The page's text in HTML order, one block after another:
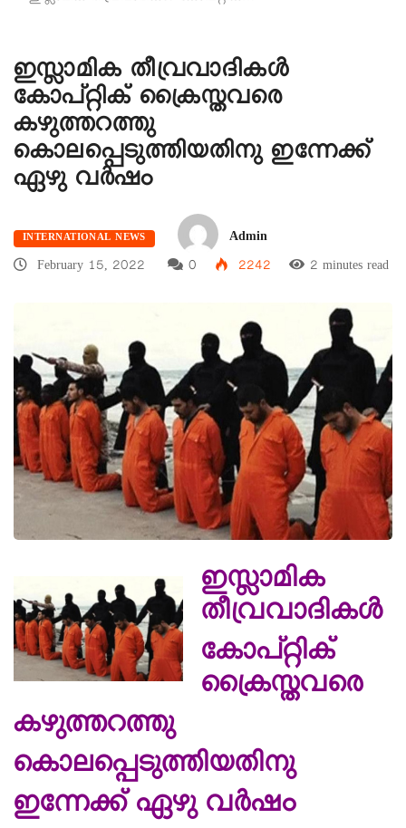
ഇസ്ലാമിക തീവ്രവാദികള്‍
കോപ്റ്റിക് ക്രൈസ്തവരെ
കഴുത്തറത്തു
കൊലപ്പെടുത്തിയതിനു ഇന്നേക്ക്
ഏഴു വര്‍ഷം
INTERNATIONAL NEWS
Admin
February 15, 2022
0 2242 2 minutes read
ഇസ്ലാമിക
തീവ്രവാദികള്‍
കോപ്റ്റിക്
ക്രൈസ്തവരെ
കഴുത്തറത്തു
കൊലപ്പെടുത്തിയതിനു
ഇന്നേക്ക് ഏഴു വര്‍ഷം